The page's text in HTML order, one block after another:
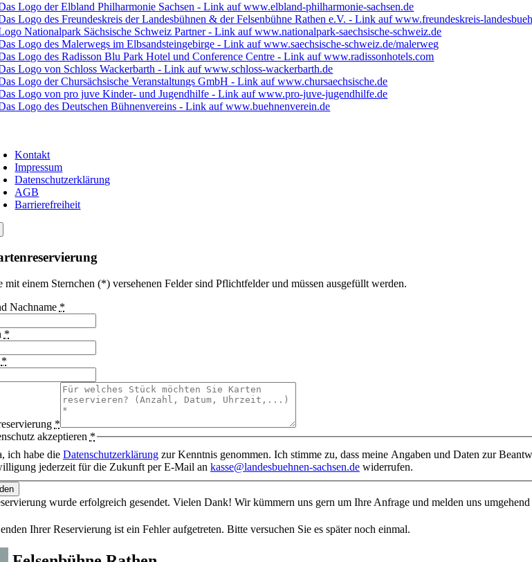
Kontakt
Impressum
Datenschutzerklärung
AGB
Barrierefreiheit
mit einem Sternchen (*) versehenen Felder sind Pflichtfelder und müssen ausgefüllt werden.
Nachname *
*
*
*
akzeptieren *
ich habe die Datenschutzerklärungzur Kenntnis genommen. Ich stimme zu, dass meine Angaben und Daten zur
jederzeit für die Zukunft per E-Mail an kasse@landesbuehnen-sachsen.dewiderrufen.
wurde erfolgreich gesendet. Vielen Dank! Wir kümmern uns gern um Ihre Anfrage und melden uns
Ihrer Reservierung ist ein Fehler aufgetreten. Bitte versuchen Sie es später noch einmal.